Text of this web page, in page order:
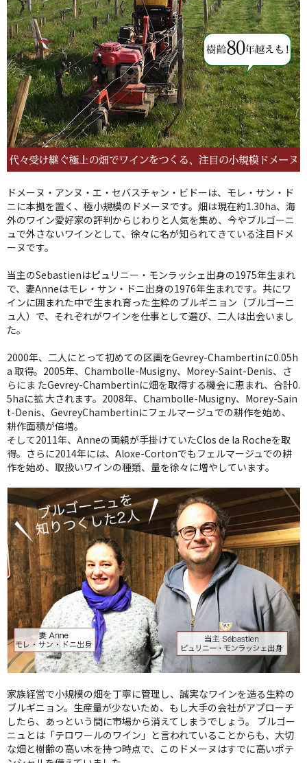
ドメーヌ・アンヌ・エ・セバスチャン・ビドーは、モレ・サン・ド
ニに本拠を置く、極小規模のドメーヌです。畑は現在約1.30ha、海
外のワイン愛好家の評判からじわりと人気を集め、今やブルゴーニ
ュで外さないワインとして、徐々に名が知られてきている注目ドメ
ーヌです。
当主のSebastienはピュリニー・モンラッシェ出身の1975年生まれ
で、妻Anneはモレ・サン・ドニ出身の1976年生まれです。共にワ
インに囲まれた中で生まれ育った生粋のブルギニョン（ブルゴーニ
ュ人）で、それぞれがワインを仕事として選び、二人は出会いまし
た。
2000年、二人にとって初めての区画をGevrey-Chambertinに0.05h
a 取得。2005年、Chambolle-Musigny、Morey-Saint-Denis、さ
らにま たGevrey-Chambertinに畑を取得する機会に恵まれ、合計0.
5haに拡 大されます。2008年、Chambolle-Musigny、Morey-Sain
t-Denis、GevreyChambertinにフェルマージュでの耕作を始め、
耕作面積が倍増。
そして2011年、Anneの両親が手掛けていたClos de la Rocheを取
得。さらに2014年には、Aloxe-Cortonでもフェルマージュでの耕
作を始め、取扱いワインの種類、量を徐々に増やしています。
家族経営で小規模の畑を丁寧に管理し、誠実なワインを造る生粋の
ブルギニョン。生産量が少ないため、もし大手の会社がアプローチ
したら、あっという間に市場から消えてしまうでしょう。 ブルゴー
ニュとは「テロワールのワイン」と言われていることからも、大切
な畑と樹齢の高い木を持つ時点で、このドメーヌはすでに高いポテ